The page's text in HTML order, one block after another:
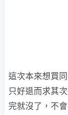
這次本來想買
只好退而求其
完就沒了，不